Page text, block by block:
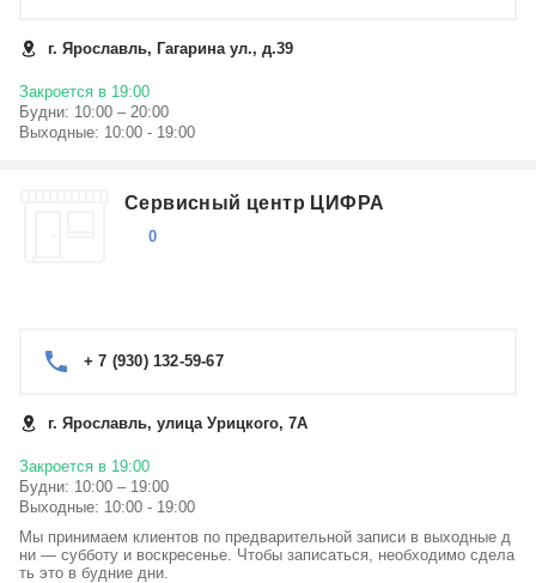
г. Ярославль, Гагарина ул., д.39
Закроется в 19:00
Будни: 10:00 – 20:00
Выходные: 10:00 - 19:00
Сервисный центр ЦИФРА
0
+ 7 (930) 132-59-67
г. Ярославль, улица Урицкого, 7А
Закроется в 19:00
Будни: 10:00 – 19:00
Выходные: 10:00 - 19:00
Мы принимаем клиентов по предварительной записи в выходные д
ни — субботу и воскресенье. Чтобы записаться, необходимо сдела
ть это в будние дни.